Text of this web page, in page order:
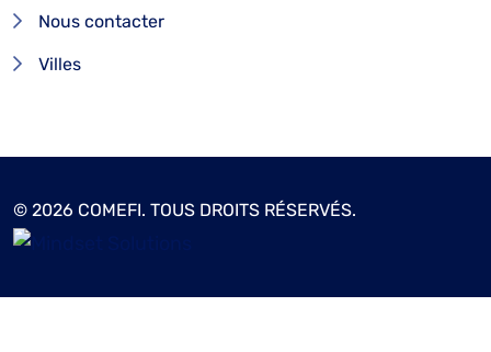
Nous contacter
Villes
© 2026 COMEFI. TOUS DROITS RÉSERVÉS.